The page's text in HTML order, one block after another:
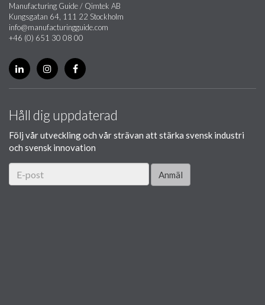
Manufacturing Guide / Qimtek AB
Kungsgatan 64, 111 22 Stockholm
info@manufacturingguide.com
+46 (0) 651 30 08 00
Håll dig uppdaterad
Följ vår utveckling och vår strävan att stärka svensk industri
och svensk innovation
Anmäl